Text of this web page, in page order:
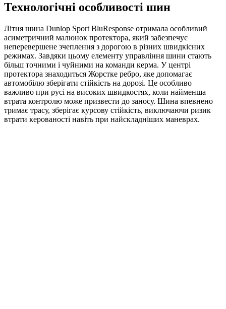
Технологічні особливості шин
Літня шина Dunlop Sport BluResponse отримала особливий
асиметричний малюнок протектора, який забезпечує
неперевершене зчеплення з дорогою в різних швидкісних
режимах. Завдяки цьому елементу управління шини стають
більш точними і чуйними на команди керма. У центрі
протектора знаходиться Жорстке ребро, яке допомагає
автомобілю зберігати стійкість на дорозі. Це особливо
важливо при русі на високих швидкостях, коли найменша
втрата контролю може призвести до заносу. Шина впевнено
тримає трасу, зберігає курсову стійкість, виключаючи ризик
втрати керованості навіть при найскладніших маневрах.